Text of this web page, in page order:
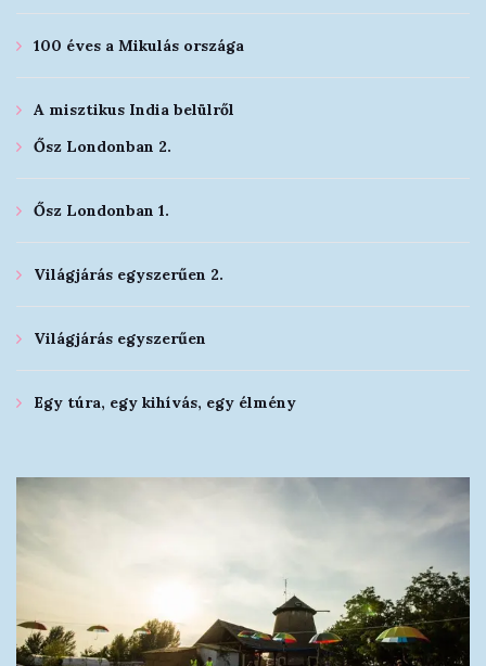
100 éves a Mikulás országa
A misztikus India belülről
Ősz Londonban 2.
Ősz Londonban 1.
Világjárás egyszerűen 2.
Világjárás egyszerűen
Egy túra, egy kihívás, egy élmény